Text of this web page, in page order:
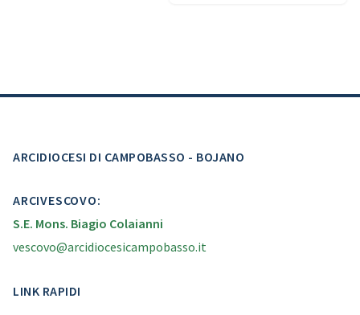
ARCIDIOCESI DI CAMPOBASSO - BOJANO
ARCIVESCOVO:
S.E. Mons. Biagio Colaianni
vescovo@arcidiocesicampobasso.it
LINK RAPIDI